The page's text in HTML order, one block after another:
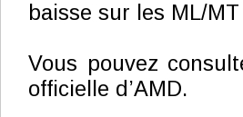
baisse sur les ML/
Vous pouvez
officielle d’AMD.